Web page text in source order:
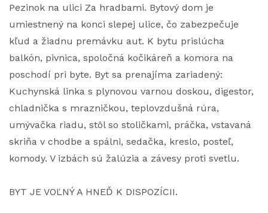
Pezinok na ulici Za hradbami. Bytový dom je
umiestnený na konci slepej ulice, čo zabezpečuje
kľud a žiadnu premávku aut. K bytu prislúcha
balkón, pivnica, spoločná kočikáreň a komora na
poschodí pri byte. Byt sa prenajíma zariadený:
Kuchynská linka s plynovou varnou doskou, digestor,
chladnička s mrazničkou, teplovzdušná rúra,
umývačka riadu, stôl so stoličkami, práčka, vstavaná
skriňa v chodbe a spálni, sedačka, kreslo, posteľ,
komody. V izbách sú žalúzia a závesy proti svetlu.
BYT JE VOĽNÝ A HNEĎ K DISPOZÍCII.